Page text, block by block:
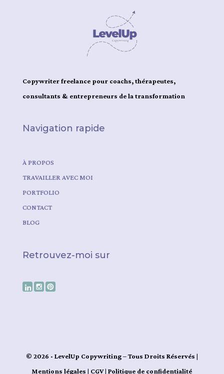
Copywriter freelance pour coachs, thérapeutes,
consultants & entrepreneurs de la transformation
Navigation rapide
À PROPOS
TRAVAILLER AVEC MOI
PORTFOLIO
CONTACT
BLOG
Retrouvez-moi sur
© 2026 · LevelUp Copywriting – Tous Droits Réservés |
Mentions légales | CGV|Politique de confidentialité